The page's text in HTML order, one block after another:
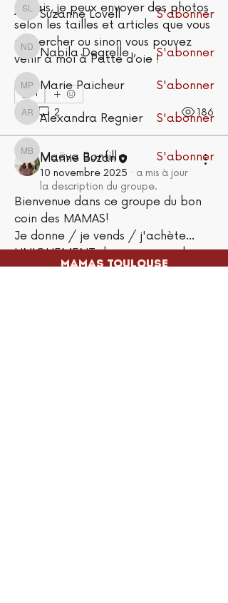
jamais, je peux envoyer des photos
selon les tailles et articles que vous
rechercher ou sinon vous pouvez
venir à moi à Patte d’oie !
1
1 2 186
Marine Buzan
10 novembre 2025 · a mis à jour
la description du groupe.
Bienvenue dans ce groupe du bon
coin des MAMAS!
Je donne / je vends / j'achète...
UNIQUEMENT des annonces de
produits en lien avec la maternité,
Suzanne Lovell
Suzanne Lovell S'abonner
Nabila Degrelle
Nabila Degrelle S'abonner
Marie Paicheur
Marie Paicheur S'abonner
Alexandra Regnier
Alexandra Regnier S'abonner
Maëva Bonfill
Maëva Bonfill
S'abonner
Voir tous les membres (71)
MAMAS TOULOUSE